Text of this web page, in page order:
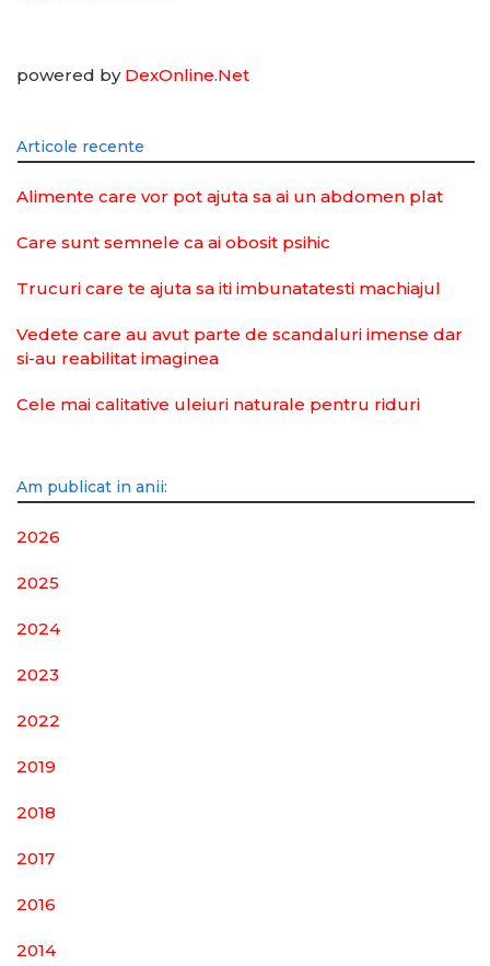
powered by DexOnline.Net
Articole recente
Alimente care vor pot ajuta sa ai un abdomen plat
Care sunt semnele ca ai obosit psihic
Trucuri care te ajuta sa iti imbunatatesti machiajul
Vedete care au avut parte de scandaluri imense dar
si-au reabilitat imaginea
Cele mai calitative uleiuri naturale pentru riduri
Am publicat in anii:
2026
2025
2024
2023
2022
2019
2018
2017
2016
2014